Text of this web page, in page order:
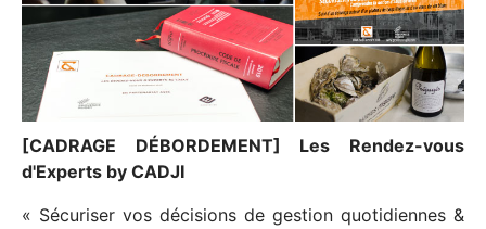
NOS PARTENAIRES
NOUS REJOINDRE
CONTACT
[CADRAGE DÉBORDEMENT] Les Rendez-vous
d'Experts by CADJI
« Sécuriser vos décisions de gestion quotidiennes &